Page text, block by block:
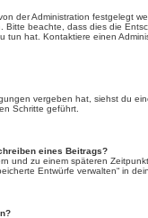
der Administration festgelegt
beachte, dass dies die
tun hat. Kontaktiere einen
vergeben hat, siehst du
Schritte geführt.
eines Beitrags?
und zu einem späteren
Entwürfe verwalten“ in